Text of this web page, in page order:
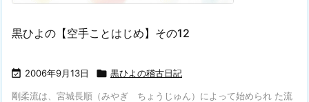
黒ひよの【空手ことはじめ】その12
 2006年9月13日  黒ひよの稽古日記
剛柔流は、宮城長順（みやぎ ちょうじゅん）によって始められ た流